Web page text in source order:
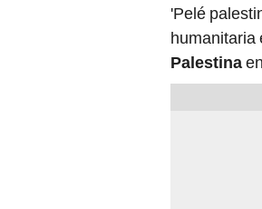
'Pelé
humanitaria
Palestina